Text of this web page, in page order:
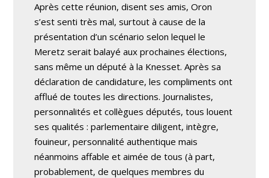
Après cette réunion, disent ses amis, Oron
s’est senti très mal, surtout à cause de la
présentation d’un scénario selon lequel le
Meretz serait balayé aux prochaines élections,
sans même un député à la Knesset. Après sa
déclaration de candidature, les compliments ont
afflué de toutes les directions. Journalistes,
personnalités et collègues députés, tous louent
ses qualités : parlementaire diligent, intègre,
fouineur, personnalité authentique mais
néanmoins affable et aimée de tous (à part,
probablement, de quelques membres du